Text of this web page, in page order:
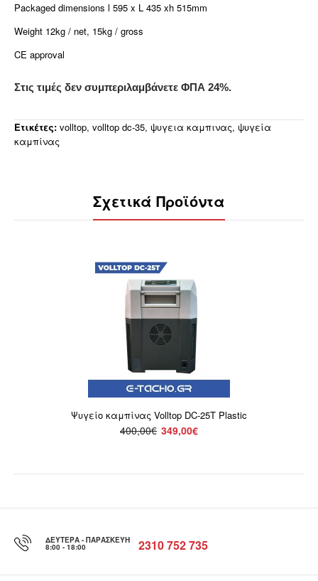
Packaged dimensions l 595 x L 435 xh 515mm
Weight 12kg / net, 15kg / gross
CE approval
Στις τιμές δεν συμπεριλαμβάνετε ΦΠΑ 24%.
Ετικέτες: volltop, volltop dc-35, ψυγεια καμπινας, ψυγεία
καμπίνας
Σχετικά Προϊόντα
Ψυγείο καμπίνας Volltop DC-25T Plastic
400,00€ 349,00€
ΔΕΥΤΈΡΑ - ΠΑΡΑΣΚΕΥΉ
8:00 - 18:00 2310 752 735